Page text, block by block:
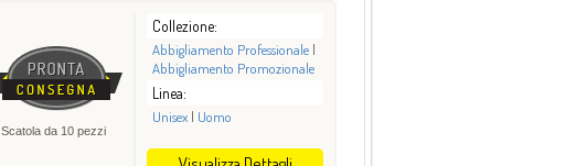
Scatola da 10 pezzi
Collezione:
Abbigliamento Professionale |
Abbigliamento Promozionale
Linea:
Unisex | Uomo